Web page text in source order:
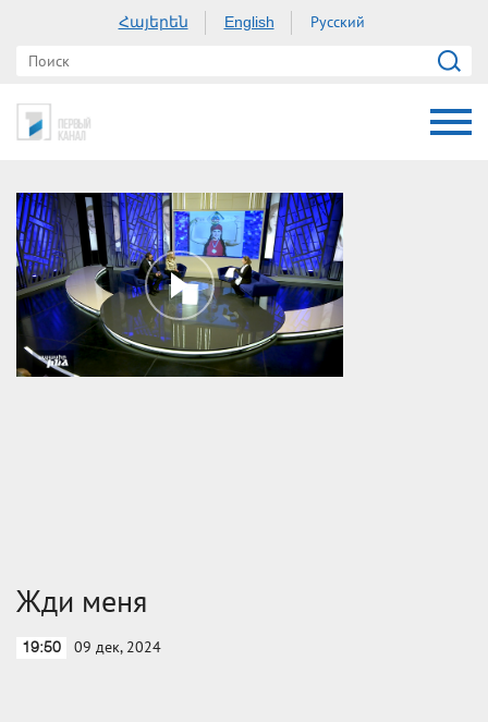
Հայերեն English Русский
Жди меня
19:50 09 дек, 2024